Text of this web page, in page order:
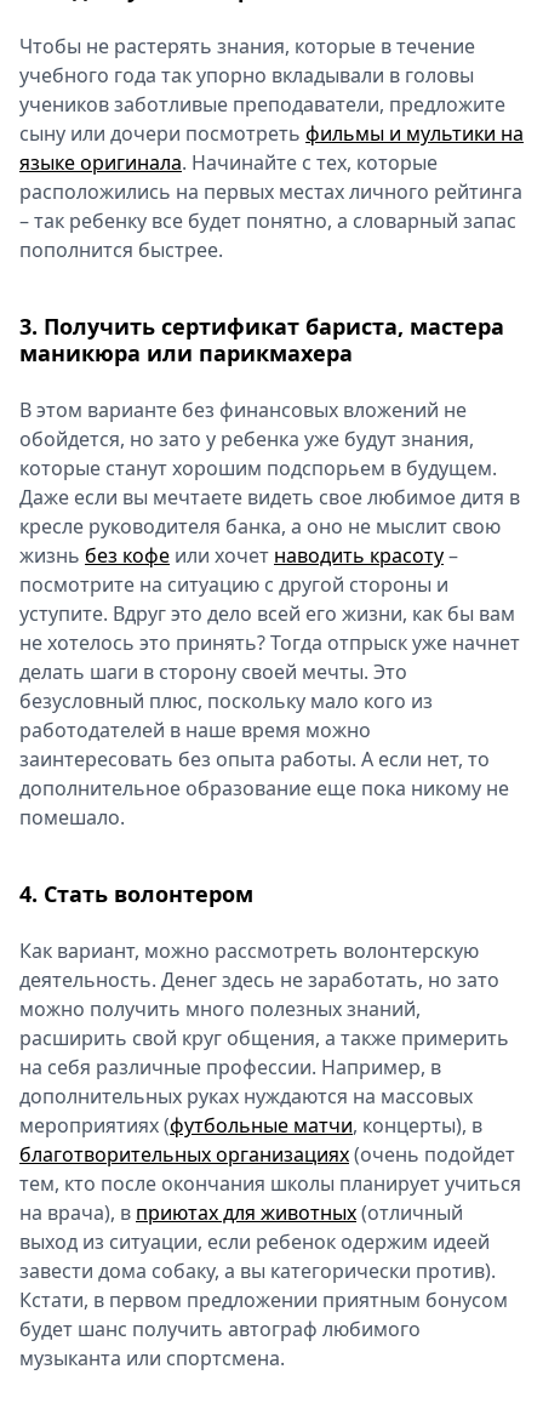
Чтобы не растерять знания, которые в течение
учебного года так упорно вкладывали в головы
учеников заботливые преподаватели, предложите
сыну или дочери посмотреть фильмы и мультики на
языке оригинала. Начинайте с тех, которые
расположились на первых местах личного рейтинга
– так ребенку все будет понятно, а словарный запас
пополнится быстрее.
3. Получить сертификат бариста, мастера
маникюра или парикмахера
В этом варианте без финансовых вложений не
обойдется, но зато у ребенка уже будут знания,
которые станут хорошим подспорьем в будущем.
Даже если вы мечтаете видеть свое любимое дитя в
кресле руководителя банка, а оно не мыслит свою
жизнь без кофе или хочет наводить красоту–
посмотрите на ситуацию с другой стороны и
уступите. Вдруг это дело всей его жизни, как бы вам
не хотелось это принять? Тогда отпрыск уже начнет
делать шаги в сторону своей мечты. Это
безусловный плюс, поскольку мало кого из
работодателей в наше время можно
заинтересовать без опыта работы. А если нет, то
дополнительное образование еще пока никому не
помешало.
4. Стать волонтером
Как вариант, можно рассмотреть волонтерскую
деятельность. Денег здесь не заработать, но зато
можно получить много полезных знаний,
расширить свой круг общения, а также примерить
на себя различные профессии. Например, в
дополнительных руках нуждаются на массовых
мероприятиях (футбольные матчи, концерты), в
благотворительных организациях(очень подойдет
тем, кто после окончания школы планирует учиться
на врача), в приютах для животных(отличный
выход из ситуации, если ребенок одержим идеей
завести дома собаку, а вы категорически против).
Кстати, в первом предложении приятным бонусом
будет шанс получить автограф любимого
музыканта или спортсмена.